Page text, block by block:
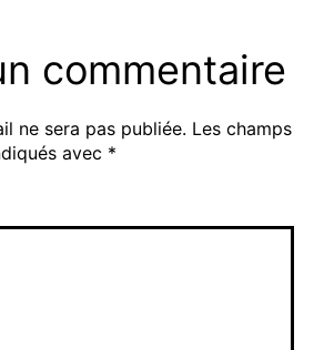
commentaire
ne sera pas publiée. Les champs
avec *